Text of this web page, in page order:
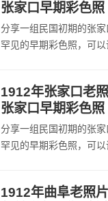
所。每幅照片底下都有拍
发布上集共其中的18幅
们一览日本统治下的大
张家口早期彩色照
分享一组民国初期的张
罕见的早期彩色照，可
摄影师拍摄了全球各地
且大多都为彩照，是难得
其中在中国拍摄了大概
照,这些照片可以说是中
1912年张家口老
张家口早期彩色照
分享一组民国初期的张
罕见的早期彩色照，可
摄影师拍摄了全球各地
1912年曲阜老照